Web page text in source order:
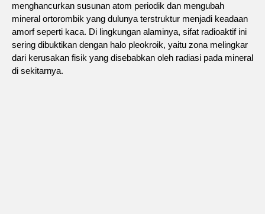
menghancurkan susunan atom periodik dan mengubah
mineral ortorombik yang dulunya terstruktur menjadi keadaan
amorf seperti kaca. Di lingkungan alaminya, sifat radioaktif ini
sering dibuktikan dengan halo pleokroik, yaitu zona melingkar
dari kerusakan fisik yang disebabkan oleh radiasi pada mineral
di sekitarnya.